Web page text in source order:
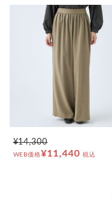
¥14,300
WEB価格¥11,440 税込